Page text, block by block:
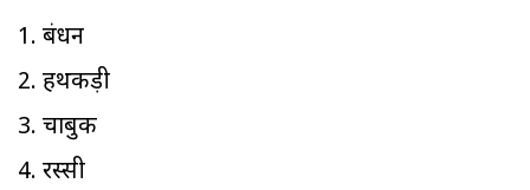
1. बंधन
2. हथकड़ी
3. चाबुक
4. रस्सी